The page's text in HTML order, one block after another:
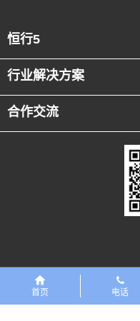
恒行5
行业解决方案
合作交流
友情链接 恒行5PreMaint设
首页 电话